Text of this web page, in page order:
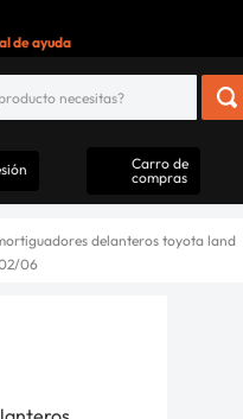
de ayuda
sesión
Carro de
compras
delanteros toyota land
06